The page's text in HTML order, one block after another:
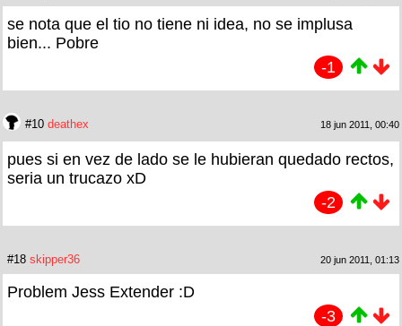
se nota que el tio no tiene ni idea, no se implusa
bien... Pobre
-1
#10 deathex 18 jun 2011, 00:40
pues si en vez de lado se le hubieran quedado rectos,
seria un trucazo xD
-2
#18 skipper36 20 jun 2011, 01:13
Problem Jess Extender :D
-3